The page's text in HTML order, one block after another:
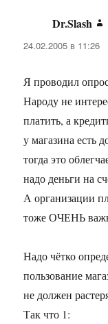
Dr.Slash
24.02.2005 в 11:26
Я проводил
Народу не
платить, а
у магазина есть
тогда это
надо деньги на
А организации
тоже ОЧЕНЬ
Надо чётко
пользование
не должен
Так что 1: